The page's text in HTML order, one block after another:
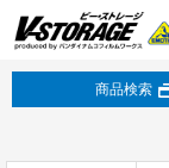
商品検索